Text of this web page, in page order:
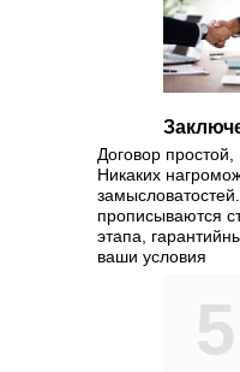
Договор
Никаких
прописываются
этапа,
ваши условия
5